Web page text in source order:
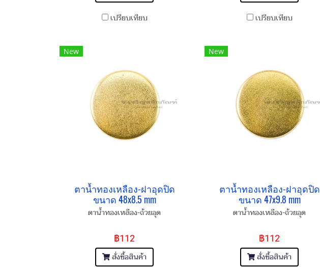
เปรียบเทียบ เปรียบเทียบ
New
ตาน้ำทองเหลือง-ฝาอุดปิด
ขนาด 48x8.5 mm
ตาน้ำทองเหลือง-ถ้วยอุด
฿112
สั่งซื้อสินค้า
New
ตาน้ำทองเหลือง-ฝาอุดปิด
ขนาด 47x9.8 mm
ตาน้ำทองเหลือง-ถ้วยอุด
฿112
สั่งซื้อสินค้า